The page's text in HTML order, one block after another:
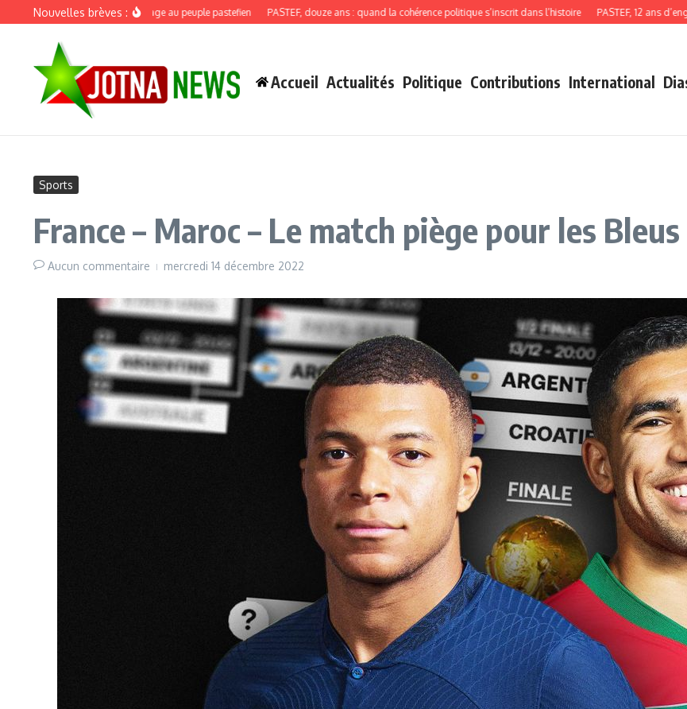
Aller au contenu
Nouvelles brèves :
Discours de recadrage au peuple pastefien PASTEF, douze ans : quand la cohérence politique s’inscrit dans l’histoire PASTEF, 12 ans
Accueil Actualités Politique Contributions International
Sports
France – Maroc – Le match piège pour les Bleus
Aucun commentaire mercredi 14 décembre 2022